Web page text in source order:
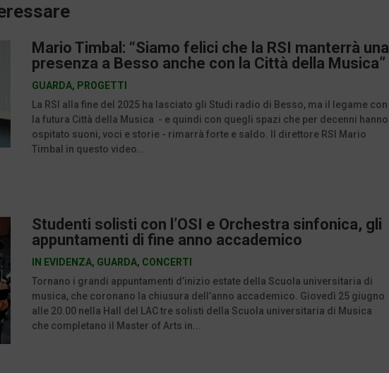
Mario Timbal: “Siamo felici che la RSI manterrà una
presenza a Besso anche con la Città della Musica”
GUARDA, PROGETTI
La RSI alla fine del 2025 ha lasciato gli Studi radio di Besso, ma il legame con
la futura Città della Musica - e quindi con quegli spazi che per decenni hanno
ospitato suoni, voci e storie - rimarrà forte e saldo. Il direttore RSI Mario
Timbal in questo video...
Studenti solisti con l’OSI e Orchestra sinfonica, gli
appuntamenti di fine anno accademico
IN EVIDENZA, GUARDA, CONCERTI
Tornano i grandi appuntamenti d’inizio estate della Scuola universitaria di
musica, che coronano la chiusura dell’anno accademico. Giovedì 25 giugno
alle 20.00 nella Hall del LAC tre solisti della Scuola universitaria di Musica
che completano il Master of Arts in...